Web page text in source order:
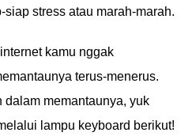
stress atau marah-marah.
kamu nggak
terus-menerus.
dalam memantaunya, yuk
lampu keyboard berikut!